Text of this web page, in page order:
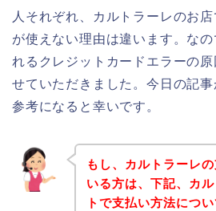
人それぞれ、カルトラーレのお
が使えない理由は違います。な
れるクレジットカードエラーの
せていただきました。今日の記
参考になると幸いです。
もし、カルトラーレ
いる方は、下記、カ
トで支払い方法につ